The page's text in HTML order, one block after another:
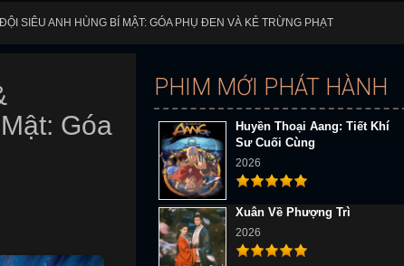
SIÊU ANH HÙNG BÍ MẬT: GÓA PHỤ ĐEN VÀ KẺ TRỪNG PHẠT
Góa
PHIM MỚI PHÁT HÀNH
Huyền Thoại Aang: Tiết Khí
Sư Cuối Cùng
2026
Xuân Về Phượng Trì
2026